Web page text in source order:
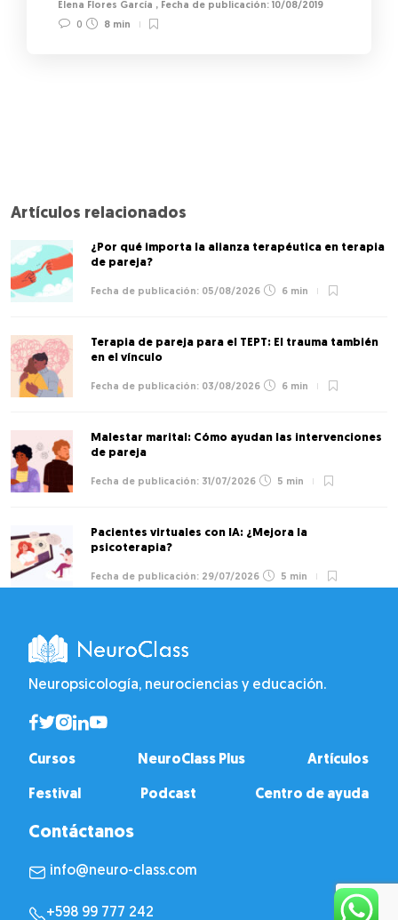
Elena Flores García ,
10/08/2019
0
8 min
Artículos relacionados
¿Por qué importa la alianza terapéutica en terapia
de pareja?
05/08/2026 6 min
Terapia de pareja para el TEPT: El trauma también
en el vínculo
03/08/2026 6 min
Malestar marital: Cómo ayudan las intervenciones
de pareja
31/07/2026 5 min
Pacientes virtuales con IA: ¿Mejora la
psicoterapia?
29/07/2026 5 min
Neuropsicología, neurociencias y educación.
Cursos NeuroClass Plus Artículos
Festival Podcast Centro de ayuda
Contáctanos
info@neuro-class.com
+598 99 777 242